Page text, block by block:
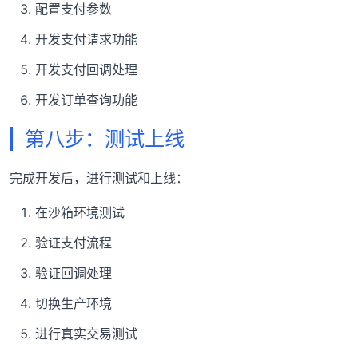
配置支付参数
开发支付请求功能
开发支付回调处理
开发订单查询功能
第八步：测试上线
完成开发后，进行测试和上线：
在沙箱环境测试
验证支付流程
验证回调处理
切换生产环境
进行真实交易测试